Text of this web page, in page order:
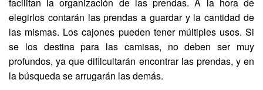
elegirlos contarán las prendas a guardar y la cantidad de
las mismas. Los cajones pueden tener múltiples usos. Si
se los destina para las camisas, no deben ser muy
profundos, ya que difilcultarán encontrar las prendas, y en
la búsqueda se arrugarán las demás.